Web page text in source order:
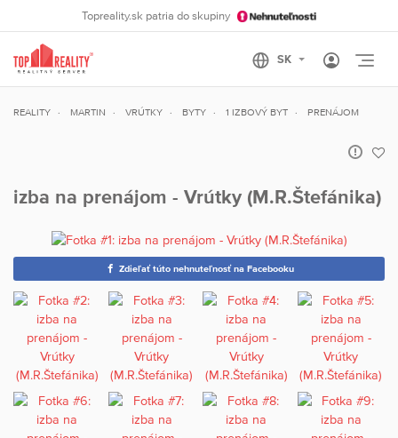
Topreality.sk patria do skupiny
REALITY MARTIN VRÚTKY BYTY 1 IZBOVÝ BYT PRENÁJOM
izba na prenájom - Vrútky (M.R.Štefánika)
Zdieľať túto nehnuteľnosť na Facebooku